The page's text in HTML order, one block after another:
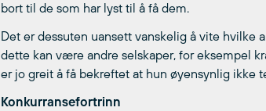
bort til de som har lyst til å få dem.
Det er dessuten uansett vanskelig å vite hvilke
dette kan være andre selskaper, for eksempel
er jo greit å få bekreftet at hun øyensynlig ikke
Konkurransefortrinn